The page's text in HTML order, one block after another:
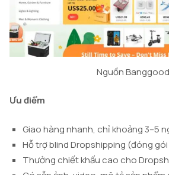
Nguồn Banggood
Ưu điểm
Giao hàng nhanh, chỉ khoảng 3–5
Hỗ trợ blind Dropshipping (đóng
Thưởng chiết khấu cao cho